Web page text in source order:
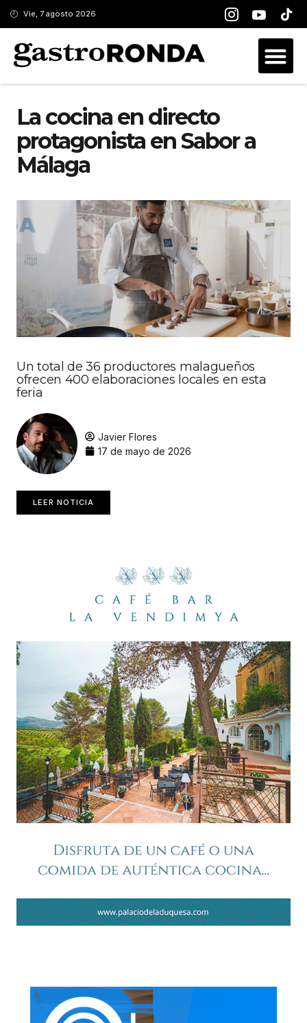
Vie, 7 agosto 2026
La cocina en directo
protagonista en Sabor a
Málaga
Un total de 36 productores malagueños
ofrecen 400 elaboraciones locales en esta
feria
Javier Flores
17 de mayo de 2026
LEER NOTICIA